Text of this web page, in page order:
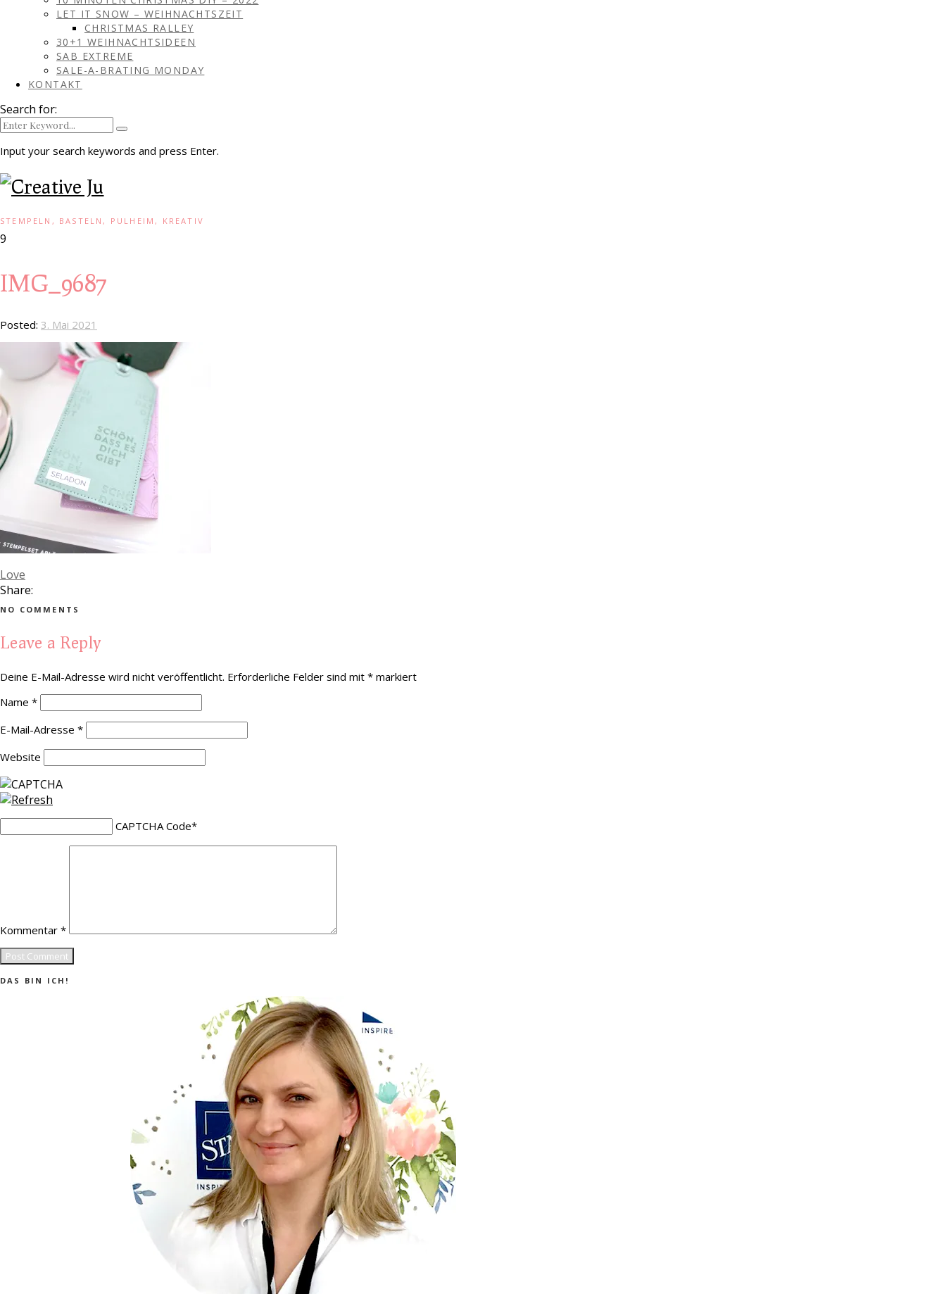
LET IT SNOW – WEIHNACHTSZEIT
CHRISTMAS RALLEY
30+1 WEIHNACHTSIDEEN
SAB EXTREME
SALE-A-BRATING MONDAY
KONTAKT
Search for:
Input your search keywords and press Enter.
STEMPELN, BASTELN, PULHEIM, KREATIV
9
IMG_9687
Posted: 3. Mai 2021
Love
Share:
NO COMMENTS
Leave a Reply
Deine E-Mail-Adresse wird nicht veröffentlicht. Erforderliche Felder sind mit * markiert
Name *
E-Mail-Adresse *
Website
CAPTCHA Code*
Kommentar *
DAS BIN ICH!